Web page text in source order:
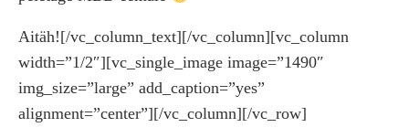
Aitäh![/vc_column_text][/vc_column][vc_column
width=”1/2″][vc_single_image image=”1490″
img_size=”large” add_caption=”yes”
alignment=”center”][/vc_column][/vc_row]